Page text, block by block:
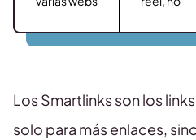
Los Smartlinks son los
solo para más enlaces,